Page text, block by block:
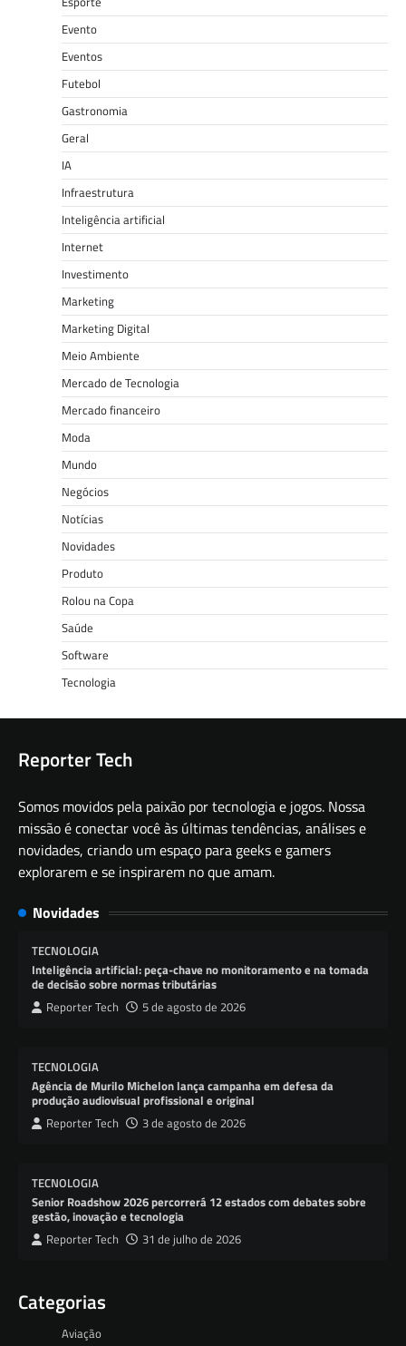
Evento
Eventos
Futebol
Gastronomia
Geral
IA
Infraestrutura
Inteligência artificial
Internet
Investimento
Marketing
Marketing Digital
Meio Ambiente
Mercado de Tecnologia
Mercado financeiro
Moda
Mundo
Negócios
Notícias
Novidades
Produto
Rolou na Copa
Saúde
Software
Tecnologia
Reporter Tech
Somos movidos pela paixão por tecnologia e jogos. Nossa
missão é conectar você às últimas tendências, análises e
novidades, criando um espaço para geeks e gamers
explorarem e se inspirarem no que amam.
Novidades
TECNOLOGIA
Inteligência artificial: peça-chave no monitoramento e na tomada
de decisão sobre normas tributárias
Reporter Tech 5 de agosto de 2026
TECNOLOGIA
Agência de Murilo Michelon lança campanha em defesa da
produção audiovisual profissional e original
Reporter Tech 3 de agosto de 2026
TECNOLOGIA
Senior Roadshow 2026 percorrerá 12 estados com debates sobre
gestão, inovação e tecnologia
Reporter Tech 31 de julho de 2026
Categorias
Aviação